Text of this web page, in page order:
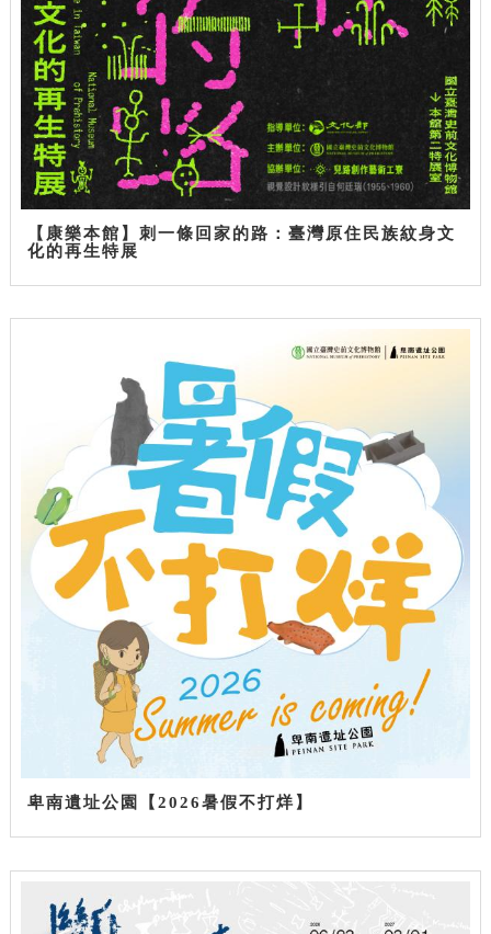
【康樂本館】刺一條回家的路：臺灣原住民族紋身文
化的再生特展
卑南遺址公園【2026暑假不打烊】